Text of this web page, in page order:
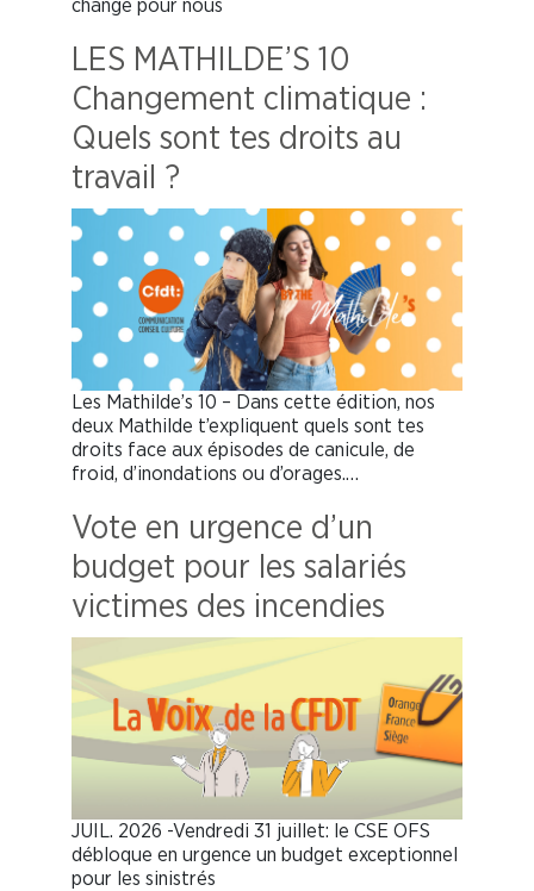
change pour nous
LES MATHILDE’S 10
Changement climatique :
Quels sont tes droits au
travail ?
Les Mathilde’s 10 – Dans cette édition, nos
deux Mathilde t’expliquent quels sont tes
droits face aux épisodes de canicule, de
froid, d’inondations ou d’orages.…
Vote en urgence d’un
budget pour les salariés
victimes des incendies
JUIL. 2026 -Vendredi 31 juillet: le CSE OFS
débloque en urgence un budget exceptionnel
pour les sinistrés